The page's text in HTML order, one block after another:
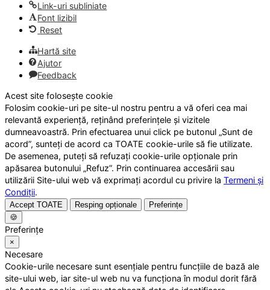
Link-uri subliniate
Font lizibil
Reset
Hartă site
Ajutor
Feedback
Acest site folosește cookie
Folosim cookie-uri pe site-ul nostru pentru a vă oferi cea mai
relevantă experiență, reținând preferințele și vizitele
dumneavoastră. Prin efectuarea unui click pe butonul „Sunt de
acord”, sunteți de acord ca TOATE cookie-urile să fie utilizate.
De asemenea, puteți să refuzați cookie-urile opționale prin
apăsarea butonului „Refuz”. Prin continuarea accesării sau
utilizării Site-ului web vă exprimați acordul cu privire la Termeni și
Condiții.
Accept TOATE Resping opționale
Preferințe
🍪
Preferințe
×
Necesare
Cookie-urile necesare sunt esențiale pentru funcțiile de bază ale
site-ului web, iar site-ul web nu va funcționa în modul dorit fără